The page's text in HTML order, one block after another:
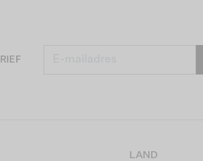
LAND